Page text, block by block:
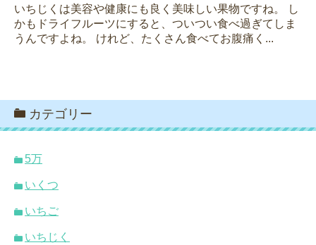
いちじくは美容や健康にも良く美味しい果物ですね。 し
かもドライフルーツにすると、ついつい食べ過ぎてしま
うんですよね。 けれど、たくさん食べてお腹痛く...
カテゴリー
5万
いくつ
いちご
いちじく